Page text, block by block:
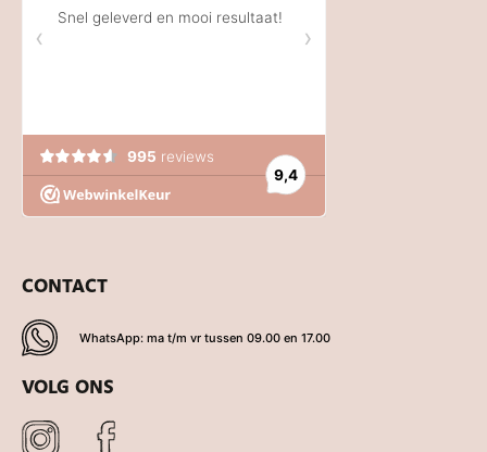
CONTACT
WhatsApp: ma t/m vr tussen 09.00 en 17.00
VOLG ONS